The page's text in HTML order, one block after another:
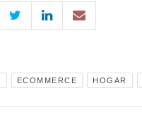
ECOMMERCE HOGAR